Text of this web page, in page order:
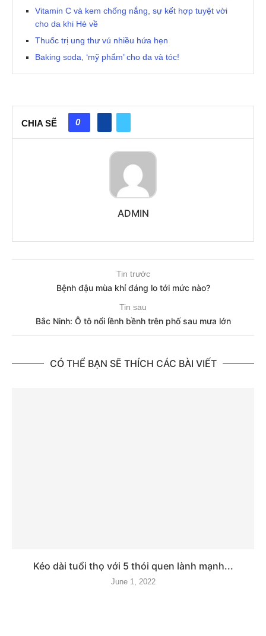
Vitamin C và kem chống nắng, sự kết hợp tuyệt vời
cho da khi Hè về
Thuốc trị ung thư vú nhiều hứa hẹn
Baking soda, ‘mỹ phẩm’ cho da và tóc!
CHIA SẼ 0
ADMIN
Tin trước
Bệnh đậu mùa khỉ đáng lo tới mức nào?
Tin sau
Bắc Ninh: Ô tô nổi lềnh bềnh trên phố sau mưa lớn
CÓ THỂ BẠN SẼ THÍCH CÁC BÀI VIẾT
Kéo dài tuổi thọ với 5 thói quen lành mạnh...
June 1, 2022